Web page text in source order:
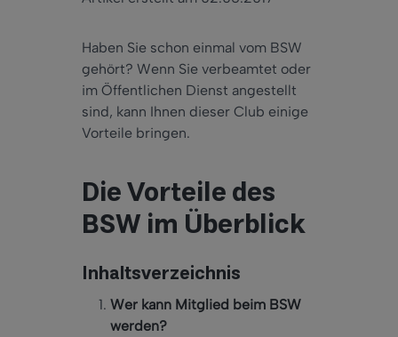
Haben Sie schon einmal vom BSW
gehört? Wenn Sie verbeamtet oder
im Öffentlichen Dienst angestellt
sind, kann Ihnen dieser Club einige
Vorteile bringen.
Die Vorteile des
BSW im Überblick
Inhaltsverzeichnis
Wer kann Mitglied beim BSW
werden?